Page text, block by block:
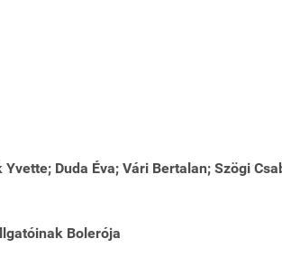
Duda Éva; Vári Bertalan; Szögi
Bolerója